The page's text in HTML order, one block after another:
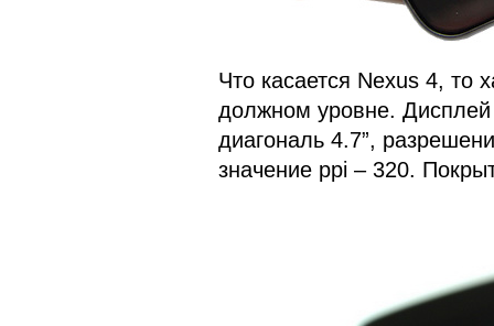
Что касается Nexus 4, то
должном уровне.
диагональ 4.7”,
значение ppi – 320.